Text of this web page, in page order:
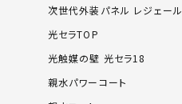
次世代外装パネル レジェール
光セラTOP
光触媒の壁 光セラ18
親水パワーコート